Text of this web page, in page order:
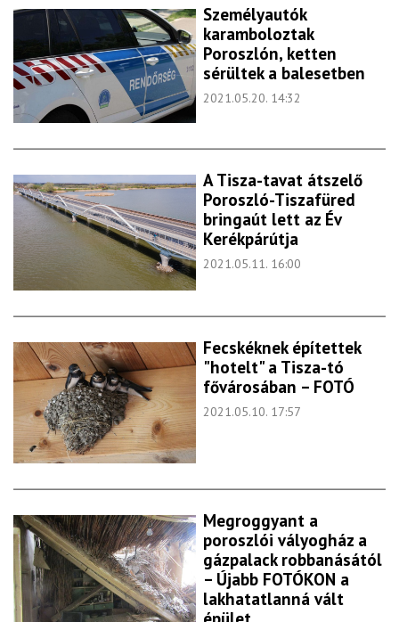
Személyautók
karamboloztak
Poroszlón, ketten
sérültek a balesetben
2021.05.20. 14:32
A Tisza-tavat átszelő
Poroszló-Tiszafüred
bringaút lett az Év
Kerékpárútja
2021.05.11. 16:00
Fecskéknek építettek
"hotelt" a Tisza-tó
fővárosában – FOTÓ
2021.05.10. 17:57
Megroggyant a
poroszlói vályogház a
gázpalack robbanásától
– Újabb FOTÓKON a
lakhatatlanná vált